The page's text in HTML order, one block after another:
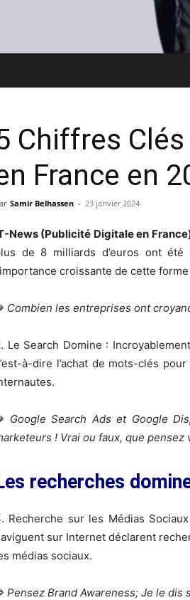
Chiffres
France en
Samir Belhassen - 23 janvier 2024
News (Publicité Digitale en
de 8 milliards d’euros ont
croissante de cette
Combien les entreprises ont
Le Search Domine :
à-dire l’achat de mots-clés
Google Search Ads et Google
! Vrai ou faux, que pensez
recherches
Recherche sur les Médias
sur Internet déclarent
médias sociaux.
Pensez Brand Awareness; Je le